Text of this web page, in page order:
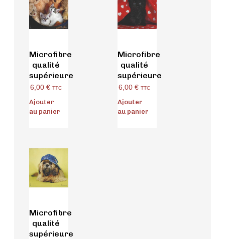
Microfibre
qualité
supérieure
6,00 € TTC
Ajouter
au panier
Microfibre
qualité
supérieure
6,00 € TTC
Ajouter
au panier
Microfibre
qualité
supérieure